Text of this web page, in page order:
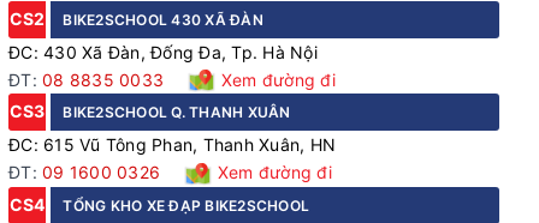
CS2
BIKE2SCHOOL 430 XÃ ĐÀN
ĐC: 430 Xã Đàn, Đống Đa, Tp. Hà Nội
ĐT: 08 8835 0033
Xem đường đi
CS3
BIKE2SCHOOL Q. THANH XUÂN
ĐC: 615 Vũ Tông Phan, Thanh Xuân, HN
ĐT: 09 1600 0326
Xem đường đi
CS4
TỔNG KHO XE ĐẠP BIKE2SCHOOL